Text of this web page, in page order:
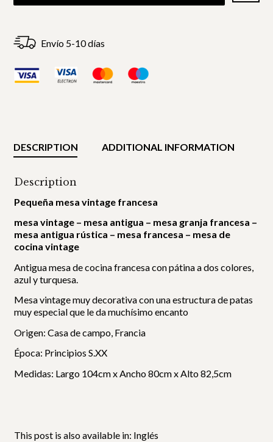
Envío 5-10 días
DESCRIPTION ADDITIONAL INFORMATION
Description
Pequeña mesa vintage francesa
mesa vintage – mesa antigua – mesa granja francesa –
mesa antigua rústica – mesa francesa – mesa de
cocina vintage
Antigua mesa de cocina francesa con pátina a dos colores,
azul y turquesa.
Mesa vintage muy decorativa con una estructura de patas
muy especial que le da muchísimo encanto
Origen: Casa de campo, Francia
Época: Principios S.XX
Medidas: Largo 104cm x Ancho 80cm x Alto 82,5cm
This post is also available in: Inglés